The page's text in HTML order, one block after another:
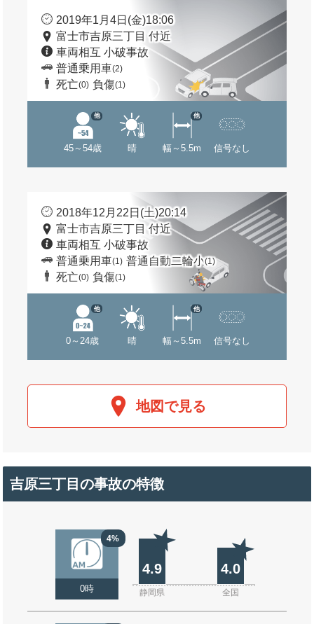
2019年1月4日(金)18:06
富士市吉原三丁目 付近
車両相互 小破事故
普通乗用車(2)
死亡(0) 負傷(1)
45～54歳
他
晴 幅～5.5m
他
信号なし
2018年12月22日(土)20:14
富士市吉原三丁目 付近
車両相互 小破事故
普通乗用車(1) 普通自動二輪小(1)
死亡(0) 負傷(1)
0～24歳
他
晴 幅～5.5m
他
信号なし
地図で見る
吉原三丁目の事故の特徴
4%
0時
4.9 4.0
静岡県 全国